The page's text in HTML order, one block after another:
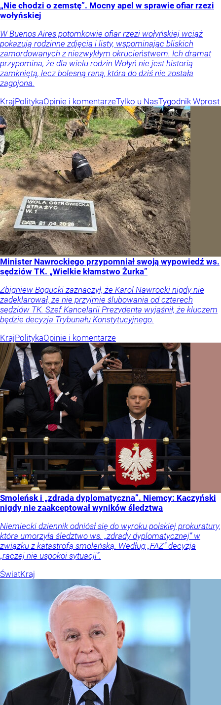
„Nie chodzi o zemstę”. Mocny apel w sprawie ofiar rzezi
wołyńskiej
W Buenos Aires potomkowie ofiar rzezi wołyńskiej wciąż
pokazują rodzinne zdjęcia i listy, wspominając bliskich
zamordowanych z niezwykłym okrucieństwem. Ich dramat
przypomina, że dla wielu rodzin Wołyń nie jest historią
zamkniętą, lecz bolesną raną, która do dziś nie została
zagojona.
KrajPolitykaOpinie i komentarzeTylko u NasTygodnik Wprost
Minister Nawrockiego przypomniał swoją wypowiedź ws.
sędziów TK. „Wielkie kłamstwo Żurka”
Zbigniew Bogucki zaznaczył, że Karol Nawrocki nigdy nie
zadeklarował, że nie przyjmie ślubowania od czterech
sędziów TK. Szef Kancelarii Prezydenta wyjaśnił, że kluczem
będzie decyzja Trybunału Konstytucyjnego.
KrajPolitykaOpinie i komentarze
Smoleńsk i „zdrada dyplomatyczna”. Niemcy: Kaczyński
nigdy nie zaakceptował wyników śledztwa
Niemiecki dziennik odniósł się do wyroku polskiej prokuratury,
która umorzyła śledztwo ws. „zdrady dyplomatycznej” w
związku z katastrofą smoleńską. Według „FAZ” decyzja
„raczej nie uspokoi sytuacji”.
ŚwiatKraj